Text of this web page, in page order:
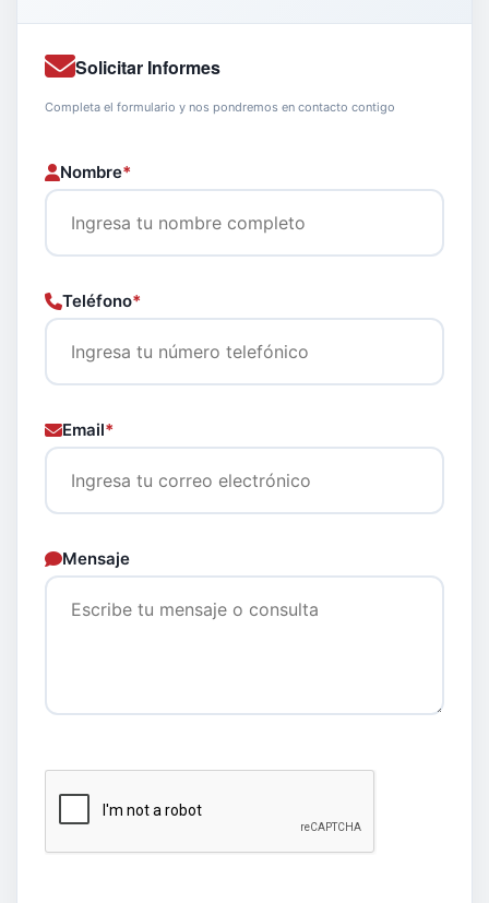
Solicitar Informes
Completa el formulario y nos pondremos en contacto contigo
Nombre*
Teléfono*
Email*
Mensaje